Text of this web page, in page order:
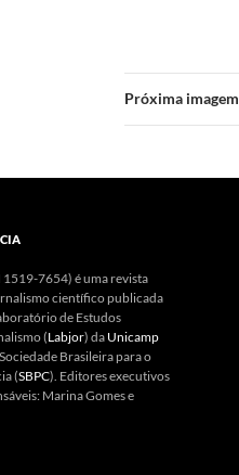
Próxima imagem
1519-7654) é uma revista
científico publicada
de Estudos
(Labjor) da Unicamp
Brasileira para o
(SBPC). Editores executivos
Marina Gomes e